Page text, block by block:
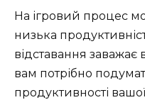
На ігровий процес
низька
відставання заважає
вам потрібно
продуктивності